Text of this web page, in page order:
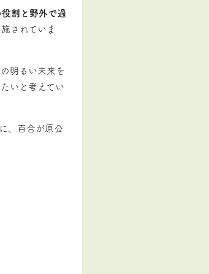
割と野外で過
されていま
明るい未来を
いと考えてい
、百合が原公